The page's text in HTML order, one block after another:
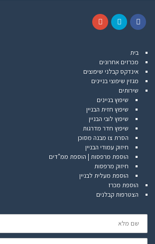
c
e
b
o
o
t
t
e
r
g
l
e
בית
מכרזים אחרונים
אינדקס קבלני שיפוצים
מגזין שיפוצי בניינים
שירותים
שיפוץ בניינים
שיפוץ חזית הבניין
שיפוץ לובי הבניין
שיפוץ חדר מדרגות
הסרת צו מבנה מסוכן
חיזוק עמודי הבניין
הוספת מרפסות | הוספת ממ"דים
חיזוק מרפסות
הוספת מעלית לבניין
הוספת מכרז
הצטרפות קבלנים
שם
מלא
דוא"ל